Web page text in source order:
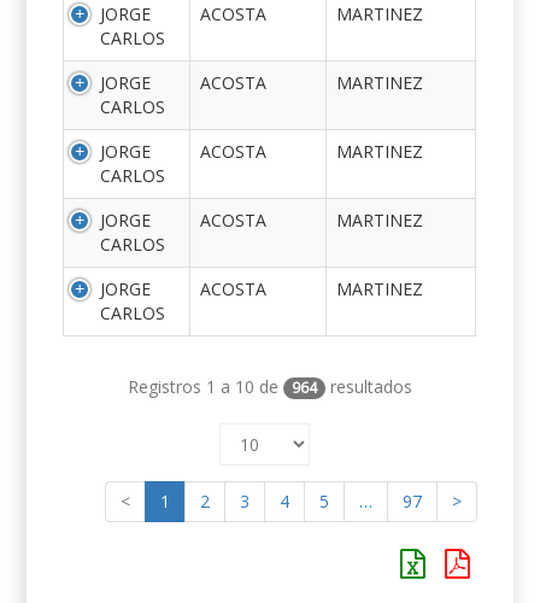
JORGE
CARLOS
ACOSTA MARTINEZ
JORGE
CARLOS
ACOSTA MARTINEZ
JORGE
CARLOS
ACOSTA MARTINEZ
JORGE
CARLOS
ACOSTA MARTINEZ
JORGE
CARLOS
ACOSTA MARTINEZ
Registros 1 a 10 de 964 resultados
< 1 2 3 4 5 … 97 >